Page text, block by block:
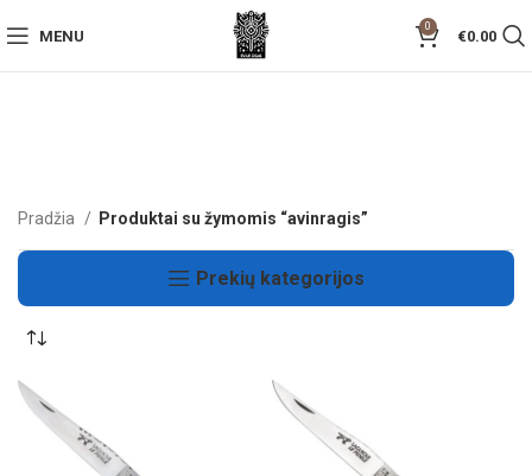
MENU
0
€0.00
Pradžia Produktai su žymomis “avinragis”
Prekių kategorijos